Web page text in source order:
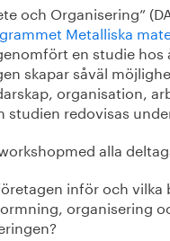
och Organisering”
Metalliska
en studie
skapar såväl
organisation,
studien redovisas
alla
inför och vilka
organisering